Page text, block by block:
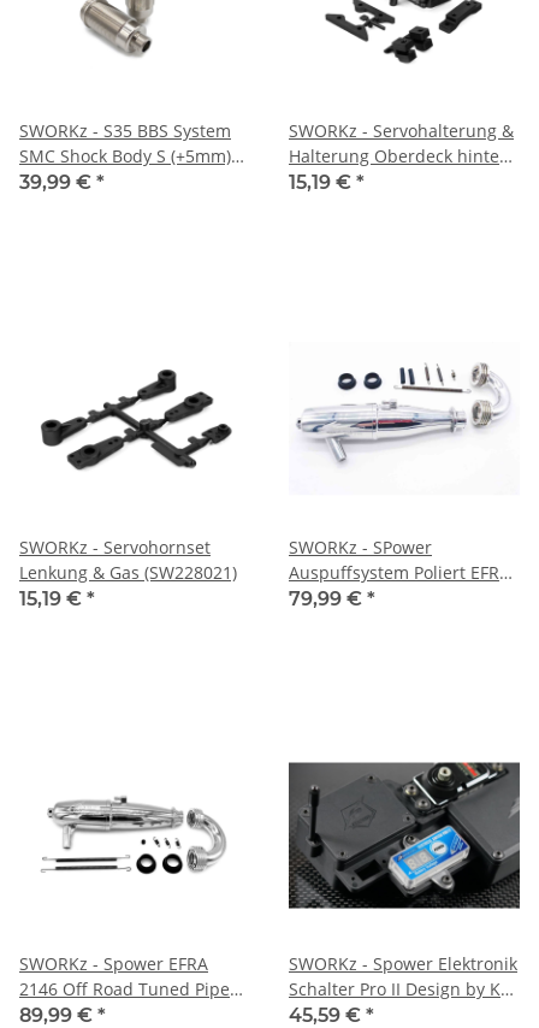
SWORKz - S35 BBS System
SMC Shock Body S (+5mm)
(SWC330634S)
39,99 € *
SWORKz - Servohalterung &
Halterung Oberdeck hinten
(SW228018)
15,19 € *
SWORKz - Servohornset
Lenkung & Gas (SW228021)
15,19 € *
SWORKz - SPower
Auspuffsystem Poliert EFRA
2166 Off Road (SP809396)
79,99 € *
SWORKz - Spower EFRA
2146 Off Road Tuned Pipe
Set (Made by Hipex Italy)
89,99 € *
SWORKz - Spower Elektronik
Schalter Pro II Design by KO
Propo (SP70607)
45,59 € *